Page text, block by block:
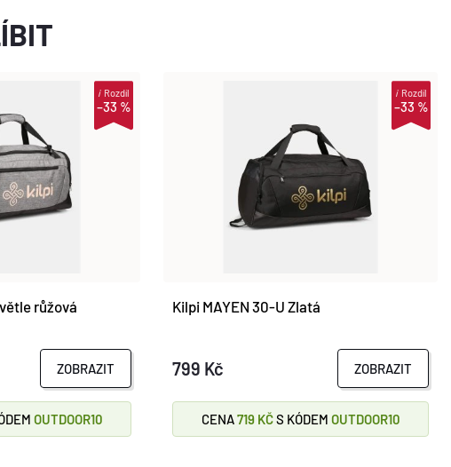
–33 %
iRozdíl
růžová
ZOBRAZIT
OUTDOOR10
–33 %
iRozdíl
Kilpi MAYEN 30-U Zlatá
799 Kč ZOBRAZIT
CENA719 KČS KÓDEM OUTDOOR10